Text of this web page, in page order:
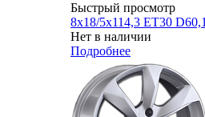
Быстрый просмотр
8x18/5x114,3 ET30
Нет в наличии
Подробнее